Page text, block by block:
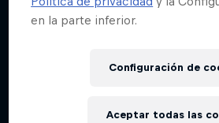
Jones
Un hombre, tres trucos de
en la parte inferior.
Configuración de
Aceptar todas las